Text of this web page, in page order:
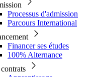
Processus d'admission
Parcours International
Financer ses études
100% Alternance